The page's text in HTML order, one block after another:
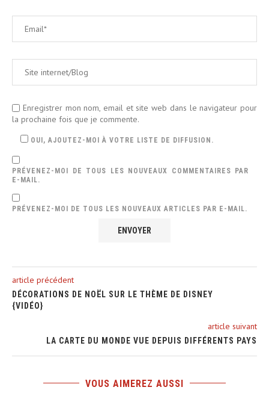
Enregistrer mon nom, email et site web dans le navigateur pour
la prochaine fois que je commente.
OUI, AJOUTEZ-MOI À VOTRE LISTE DE DIFFUSION.
PRÉVENEZ-MOI DE TOUS LES NOUVEAUX COMMENTAIRES PAR
E-MAIL.
PRÉVENEZ-MOI DE TOUS LES NOUVEAUX ARTICLES PAR E-MAIL.
article précédent
DÉCORATIONS DE NOËL SUR LE THÈME DE DISNEY
{VIDÉO}
article suivant
LA CARTE DU MONDE VUE DEPUIS DIFFÉRENTS PAYS
VOUS AIMEREZ AUSSI